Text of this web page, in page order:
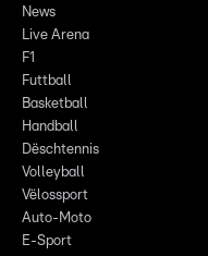
News
Live Arena
F1
Futtball
Basketball
Handball
Dëschtennis
Volleyball
Vëlossport
Auto-Moto
E-Sport